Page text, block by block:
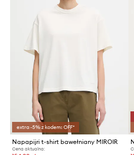
extra -5% z kodem: OFF*
Napapijri t-shirt bawełniany MIROIR
Cena aktualna: